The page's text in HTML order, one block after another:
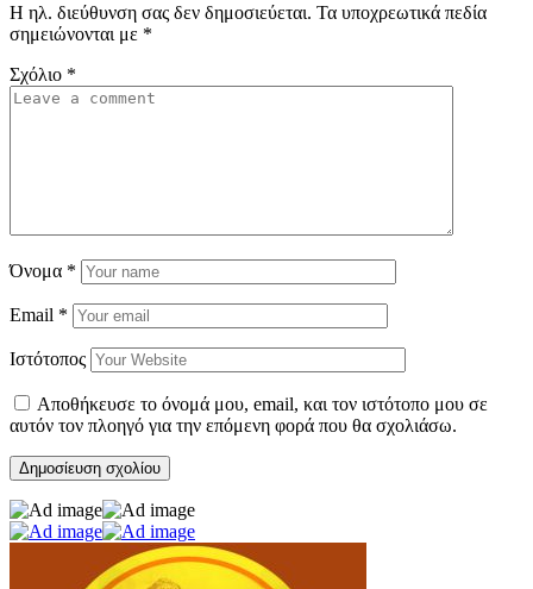
Η ηλ. διεύθυνση σας δεν δημοσιεύεται. Τα υποχρεωτικά πεδία
σημειώνονται με *
Σχόλιο *
Όνομα *
Email *
Ιστότοπος
Αποθήκευσε το όνομά μου, email, και τον ιστότοπο μου σε
αυτόν τον πλοηγό για την επόμενη φορά που θα σχολιάσω.